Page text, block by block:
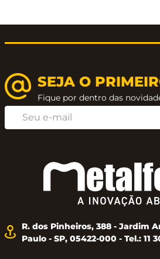
SEJA O
Fique por dentro das
R. dos Pinheiros, 388 - Jardim
Paulo - SP, 05422-000 - Tel.: 11